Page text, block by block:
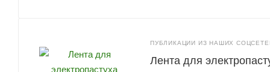
ПУБЛИКАЦИИ ИЗ НАШИХ
Лента для